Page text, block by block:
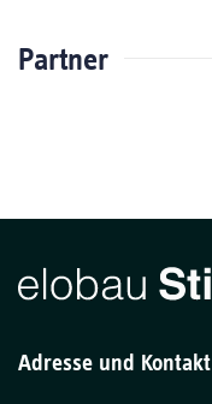
Partner
Adresse und Kontakt